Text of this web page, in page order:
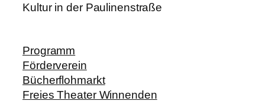
Kultur in der Paulinenstraße
Programm
Förderverein
Bücherflohmarkt
Freies Theater Winnenden